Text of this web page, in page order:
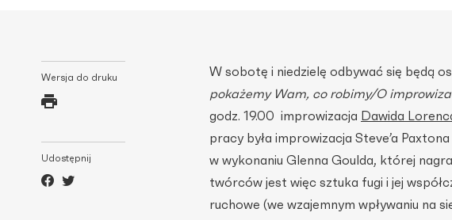
Wersja do druku
Udostępnij
W sobotę i niedzielę odbywać się będą
pokażemy Wam, co robimy/O
godz. 19.00 improwizacja Dawida
pracy była improwizacja Steve’a Paxtona
w wykonaniu Glenna Goulda, której
twórców jest więc sztuka fugi i jej
ruchowe (we wzajemnym wpływaniu na